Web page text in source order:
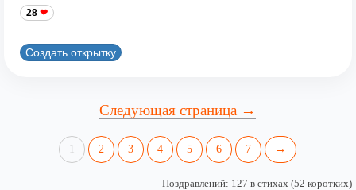
28
Создать открытку
Следующая страница →
1 2 3 4 5 6 7 →
Поздравлений: 127 в стихах (52 коротких)